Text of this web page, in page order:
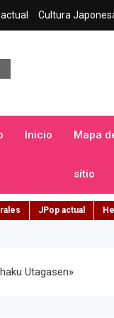
Cultura
Inicio Mapa
sitio
JPop actual
Utagasen»